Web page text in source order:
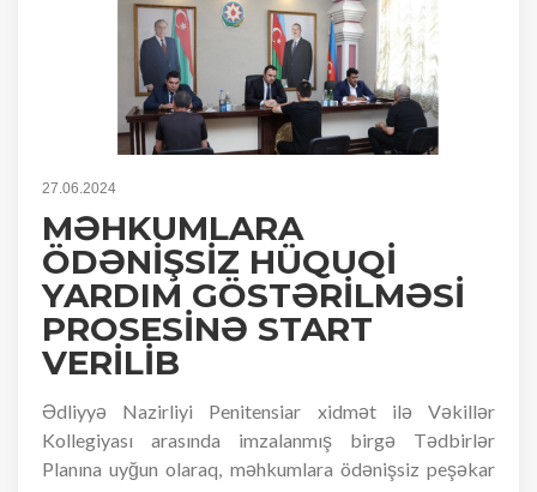
27.06.2024
MƏHKUMLARA
ÖDƏNİŞSİZ HÜQUQİ
YARDIM GÖSTƏRİLMƏSİ
PROSESİNƏ START
VERİLİB
Ədliyyə Nazirliyi Penitensiar xidmət ilə Vəkillər
Kollegiyası arasında imzalanmış birgə Tədbirlər
Planına uyğun olaraq, məhkumlara ödənişsiz peşəkar